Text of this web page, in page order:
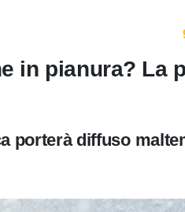
in pianura? La
porterà diffuso